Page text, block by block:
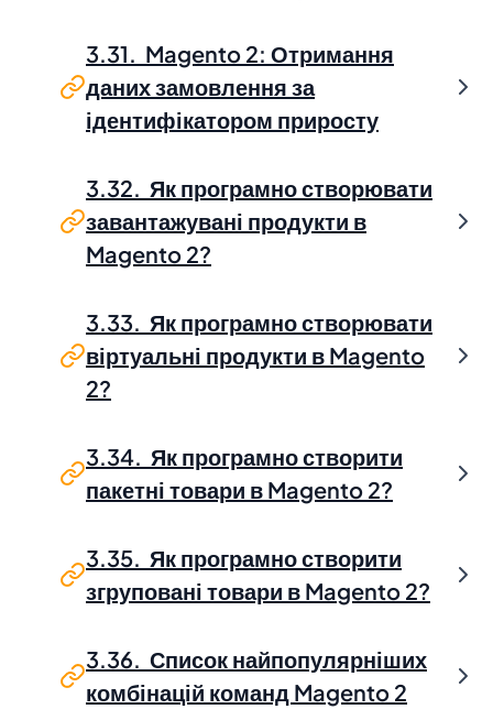
3.31. Magento 2: Отримання
даних замовлення за
ідентифікатором приросту
3.32. Як програмно створювати
завантажувані продукти в
Magento 2?
3.33. Як програмно створювати
віртуальні продукти в Magento
2?
3.34. Як програмно створити
пакетні товари в Magento 2?
3.35. Як програмно створити
згруповані товари в Magento 2?
3.36. Список найпопулярніших
комбінацій команд Magento 2